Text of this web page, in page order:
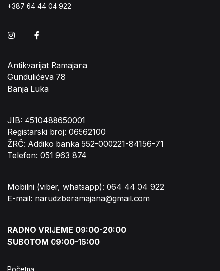
+387 64 44 04 922
Instagram
Antikvarijat Ramajana
Gundulićeva 78
Banja Luka
JIB: 4510488650001
Registarski broj: 06562100
ŽRČ: Addiko banka 552-000221-84156-71
Telefon: 051 963 874
Mobilni (viber, whatsapp): 064 44 04 922
E-mail: narudzberamajana@gmail.com
RADNO VRIJEME 09:00-20:00
SUBOTOM 09:00-16:00
Početna